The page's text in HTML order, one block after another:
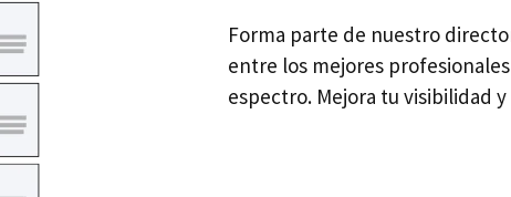
Forma parte de nuestro
entre los mejores
espectro. Mejora tu visibilidad